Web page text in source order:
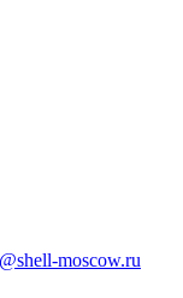
moscow.ru